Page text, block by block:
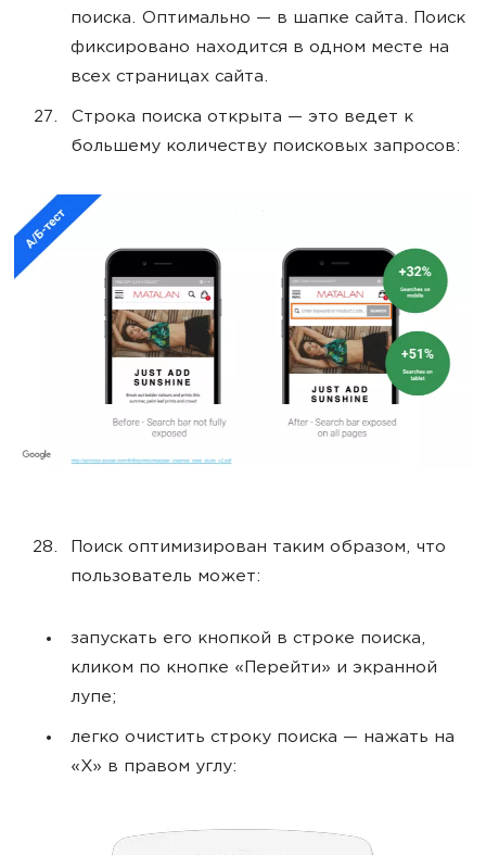
поиска. Оптимально — в шапке сайта. Поиск
фиксировано находится в одном месте на
всех страницах сайта.
Строка поиска открыта — это ведет к
большему количеству поисковых запросов:
Поиск оптимизирован таким образом, что
пользователь может:
запускать его кнопкой в строке поиска,
кликом по кнопке «Перейти» и экранной
лупе;
легко очистить строку поиска — нажать на
«Х» в правом углу: